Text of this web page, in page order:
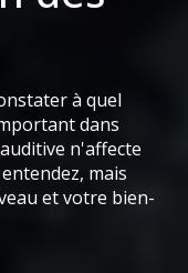
à quel
dans
n'affecte
mais
et votre bien-